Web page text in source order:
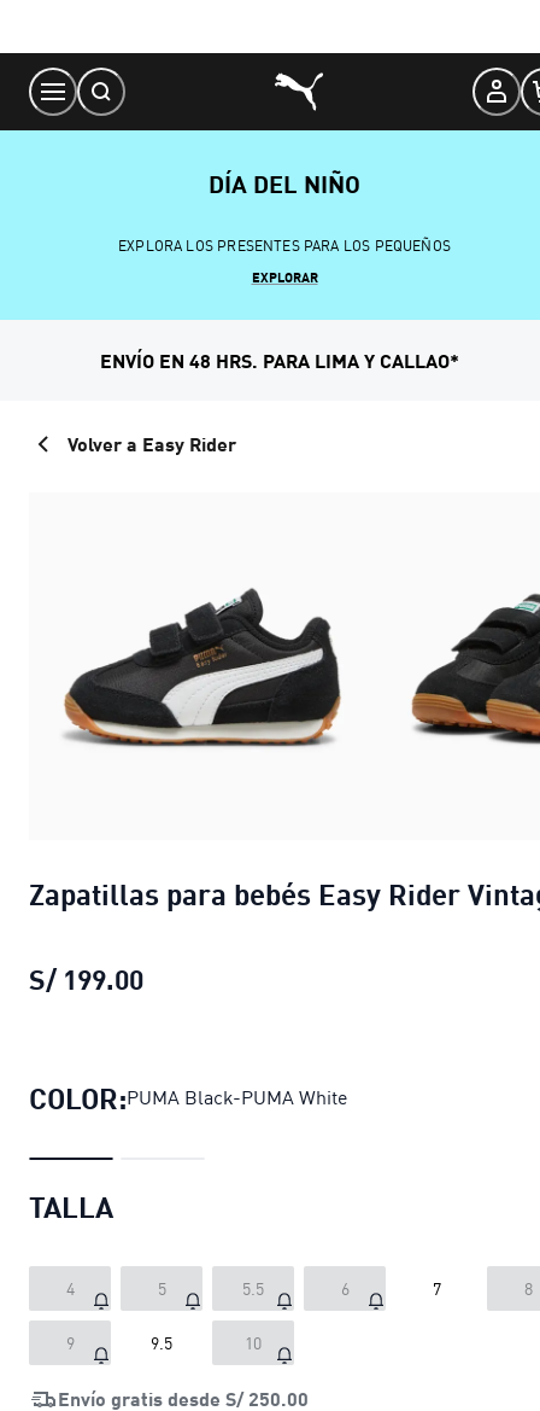
Content
DÍA DEL NIÑO
EXPLORA LOS PRESENTES PARA LOS PEQUEÑOS
EXPLORAR
ENVÍO EN 48 HRS. PARA LIMA Y CALLAO*
Volver a Easy Rider
Zapatillas para bebés Easy Rider
S/ 199.00
COLOR:PUMA Black-PUMA White
TALLA
4 5 5.5 6 7 8
9 9.5 10
Envío gratis desde S/ 250.00